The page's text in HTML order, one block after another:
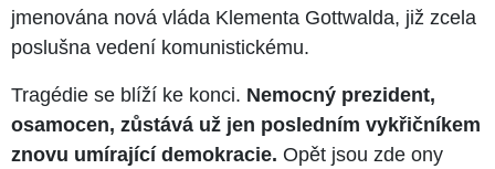
jmenována nová vláda Klementa Gottwalda, již zcela
poslušna vedení komunistickému.
Tragédie se blíží ke konci. Nemocný prezident,
osamocen, zůstává už jen posledním vykřičníkem
znovu umírající demokracie. Opět jsou zde ony